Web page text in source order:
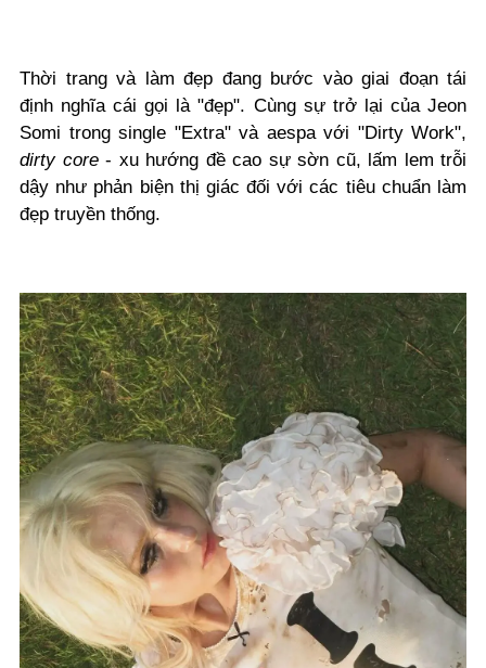
Thời trang và làm đẹp đang bước vào giai đoạn tái
định nghĩa cái gọi là "đẹp". Cùng sự trở lại của Jeon
Somi trong single "Extra" và aespa với "Dirty Work",
dirty core - xu hướng đề cao sự sờn cũ, lấm lem trỗi
dậy như phản biện thị giác đối với các tiêu chuẩn làm
đẹp truyền thống.